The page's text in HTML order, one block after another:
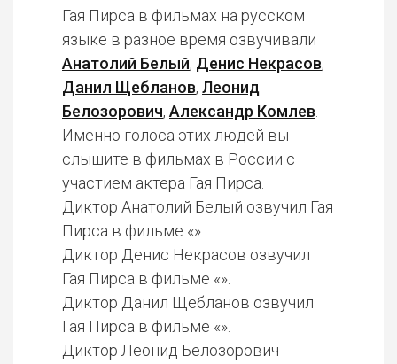
Гая Пирса в фильмах на русском
языке в разное время озвучивали
Анатолий Белый, Денис Некрасов,
Данил Щебланов, Леонид
Белозорович, Александр Комлев
Именно голоса этих людей вы
слышите в фильмах в России с
участием актера Гая Пирса.
Диктор Анатолий Белый озвучил Гая
Пирса в фильме «».
Диктор Денис Некрасов озвучил
Гая Пирса в фильме «».
Диктор Данил Щебланов озвучил
Гая Пирса в фильме «».
Диктор Леонид Белозорович